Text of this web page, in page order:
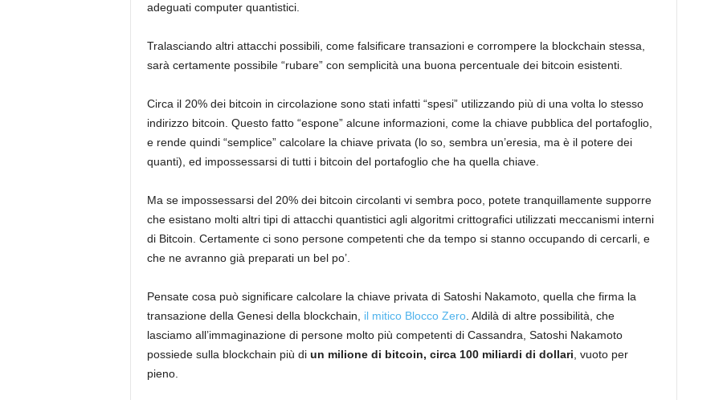
adeguati computer quantistici.
Tralasciando altri attacchi possibili, come falsificare transazioni e corrompere la blockchain stessa,
sarà certamente possibile “rubare” con semplicità una buona percentuale dei bitcoin esistenti.
Circa il 20% dei bitcoin in circolazione sono stati infatti “spesi” utilizzando più di una volta lo stesso
indirizzo bitcoin. Questo fatto “espone” alcune informazioni, come la chiave pubblica del portafoglio,
e rende quindi “semplice” calcolare la chiave privata (lo so, sembra un’eresia, ma è il potere dei
quanti), ed impossessarsi di tutti i bitcoin del portafoglio che ha quella chiave.
Ma se impossessarsi del 20% dei bitcoin circolanti vi sembra poco, potete tranquillamente supporre
che esistano molti altri tipi di attacchi quantistici agli algoritmi crittografici utilizzati meccanismi interni
di Bitcoin. Certamente ci sono persone competenti che da tempo si stanno occupando di cercarli, e
che ne avranno già preparati un bel po’.
Pensate cosa può significare calcolare la chiave privata di Satoshi Nakamoto, quella che firma la
transazione della Genesi della blockchain, il mitico Blocco Zero. Aldilà di altre possibilità, che
lasciamo all’immaginazione di persone molto più competenti di Cassandra, Satoshi Nakamoto
possiede sulla blockchain più di un milione di bitcoin, circa 100 miliardi di dollari , vuoto per
pieno.